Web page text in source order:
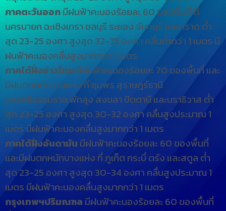
ภาคตะวันออกมีฝนฟ้าคะนองร้อยละ 60 ของพื้นที่ ที่
นครนายก ฉะเชิงเทรา ชลบุรี ระยอง จันทบุรี และตราด ต่ำ
สุด 23-25 องศา สูงสุด 32-35 องศา คลื่นต่ำกว่า 1 เมตร มี
ฝนฟ้าคะนองคลื่นสูงมากกว่า 1 เมตร
ภาคใต้ฝั่งอ่าวไทยมีฝนฟ้าคะนองร้อยละ 70 ของพื้นที่ และ
มีฝนตกหนักบางแห่ง ที่ ชุมพร สุราษฎร์ธานี
นครศรีธรรมราช พัทลุง สงขลา ปัตตานี และนราธิวาส ต่ำ
สุด 23-25 องศา สูงสุด 30-32 องศา คลื่นสูงประมาณ 1
เมตร มีฝนฟ้าคะนองคลื่นสูงมากกว่า 1 เมตร
ภาคใต้ฝั่งอันดามัน มีฝนฟ้าคะนองร้อยละ 60 ของพื้นที่
และมีฝนตกหนักบางแห่ง ที่ ภูเก็ต กระบี่ ตรัง และสตูล ต่ำ
สุด 23-25 องศา สูงสุด 30-34 องศา คลื่นสูงประมาณ 1
เมตร มีฝนฟ้าคะนองคลื่นสูงมากกว่า 1 เมตร
กรุงเทพฯปริมณฑล มีฝนฟ้าคะนองร้อยละ 60 ของพื้นที่